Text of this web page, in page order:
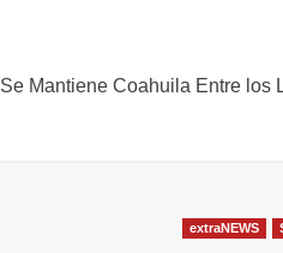
Se Mantiene Coahuila Entre los
extraNEWS